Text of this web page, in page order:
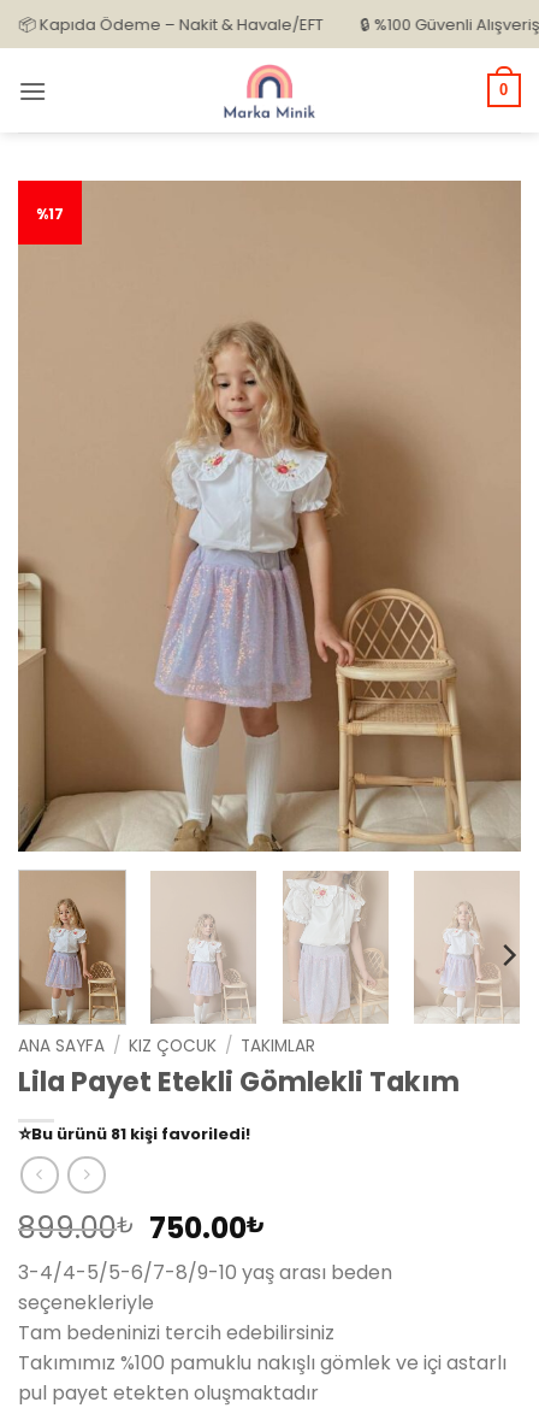
İçeriğe
atla
Ödeme – Nakit & Havale/EFT 🔒 %100 Güvenli Alışveriş
0
%17
ANA SAYFA / KIZ ÇOCUK / TAKIMLAR
Lila Payet Etekli Gömlekli Takım
⭐️Bu ürünü 81 kişi favoriledi!
🛒39 kişisepetine ekledi!
✅ Bugün 14 adet
899.00₺ Orijinal
fiyat:
899.00₺.
750.00₺
andaki
fiyat:
3-4/4-5/5-6/7-8/9-10 yaş arası beden
seçenekleriyle
Tam bedeninizi tercih edebilirsiniz
Takımımız %100 pamuklu nakışlı gömlek ve içi astarlı
pul payet etekten oluşmaktadır